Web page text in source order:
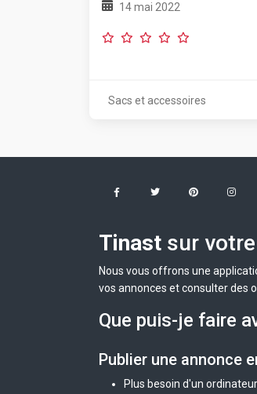
14 mai 2022
Sacs et accessoires
Tinast sur
Nous vous offrons une
vos annonces et consulter des
Que puis-je faire
Publier une annonce
Plus besoin d'un